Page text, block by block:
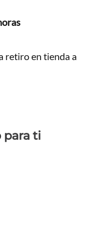
retiro en tienda a
para ti